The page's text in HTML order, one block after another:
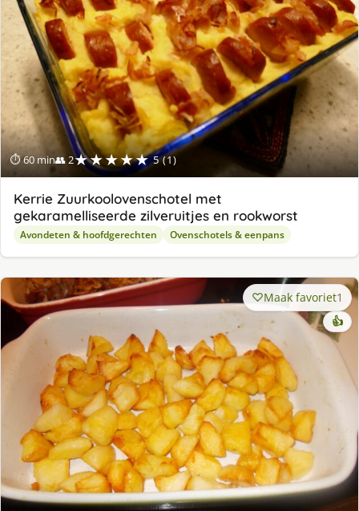
⏱ 60 min👥 2★★★★★ 5 (1)
Kerrie Zuurkoolovenschotel met
gekaramelliseerde zilveruitjes en rookworst
Avondeten & hoofdgerechten Ovenschotels & eenpans
Maak favoriet1
👍